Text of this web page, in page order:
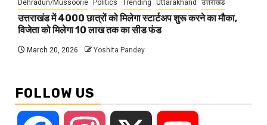
Dehradun/Mussoorie Politics Trending Uttarakhand उत्तराखंड
उत्तराखंड में 4000 छात्रों को मिलेगा स्टार्टअप शुरू करने का मौका,
विजेता को मिलेगा 10 लाख तक का सीड फंड
March 20, 2026 Yoshita Pandey
FOLLOW US